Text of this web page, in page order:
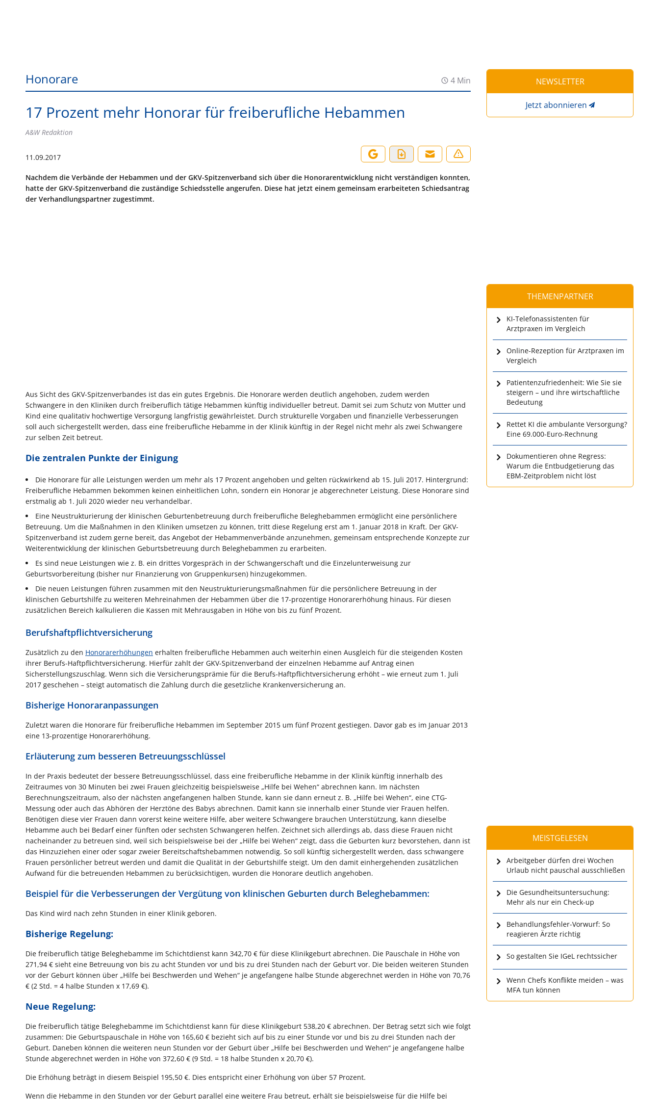
Honorare 4 Min
17 Prozent mehr Honorar für freiberufliche Hebammen
A&W Redaktion
11.09.2017
Nachdem die Verbände der Hebammen und der GKV-Spitzenverband sich über die Honorarentwicklung nicht verständigen konnten,
hatte der GKV-Spitzenverband die zuständige Schiedsstelle angerufen. Diese hat jetzt einem gemeinsam erarbeiteten Schiedsantrag
der Verhandlungspartner zugestimmt.
Aus Sicht des GKV-Spitzenverbandes ist das ein gutes Ergebnis. Die Honorare werden deutlich angehoben, zudem werden
Schwangere in den Kliniken durch freiberuflich tätige Hebammen künftig individueller betreut. Damit sei zum Schutz von Mutter und
Kind eine qualitativ hochwertige Versorgung langfristig gewährleistet. Durch strukturelle Vorgaben und finanzielle Verbesserungen
soll auch sichergestellt werden, dass eine freiberufliche Hebamme in der Klinik künftig in der Regel nicht mehr als zwei Schwangere
zur selben Zeit betreut.
Die zentralen Punkte der Einigung
Die Honorare für alle Leistungen werden um mehr als 17 Prozent angehoben und gelten rückwirkend ab 15. Juli 2017. Hintergrund:
Freiberufliche Hebammen bekommen keinen einheitlichen Lohn, sondern ein Honorar je abgerechneter Leistung. Diese Honorare sind
erstmalig ab 1. Juli 2020 wieder neu verhandelbar.
Eine Neustrukturierung der klinischen Geburtenbetreuung durch freiberufliche Beleghebammen ermöglicht eine persönlichere
Betreuung. Um die Maßnahmen in den Kliniken umsetzen zu können, tritt diese Regelung erst am 1. Januar 2018 in Kraft. Der GKV-
Spitzenverband ist zudem gerne bereit, das Angebot der Hebammenverbände anzunehmen, gemeinsam entsprechende Konzepte zur
Weiterentwicklung der klinischen Geburtsbetreuung durch Beleghebammen zu erarbeiten.
Es sind neue Leistungen wie z. B. ein drittes Vorgespräch in der Schwangerschaft und die Einzelunterweisung zur
Geburtsvorbereitung (bisher nur Finanzierung von Gruppenkursen) hinzugekommen.
Die neuen Leistungen führen zusammen mit den Neustrukturierungsmaßnahmen für die persönlichere Betreuung in der
klinischen Geburtshilfe zu weiteren Mehreinahmen der Hebammen über die 17-prozentige Honorarerhöhung hinaus. Für diesen
zusätzlichen Bereich kalkulieren die Kassen mit Mehrausgaben in Höhe von bis zu fünf Prozent.
Berufshaftpflichtversicherung
Zusätzlich zu den Honorarerhöhungen erhalten freiberufliche Hebammen auch weiterhin einen Ausgleich für die steigenden Kosten
ihrer Berufs-Haftpflichtversicherung. Hierfür zahlt der GKV-Spitzenverband der einzelnen Hebamme auf Antrag einen
Sicherstellungszuschlag. Wenn sich die Versicherungsprämie für die Berufs-Haftpflichtversicherung erhöht – wie erneut zum 1. Juli
2017 geschehen – steigt automatisch die Zahlung durch die gesetzliche Krankenversicherung an.
Bisherige Honoraranpassungen
Zuletzt waren die Honorare für freiberufliche Hebammen im September 2015 um fünf Prozent gestiegen. Davor gab es im Januar 2013
eine 13-prozentige Honorarerhöhung.
Erläuterung zum besseren Betreuungsschlüssel
In der Praxis bedeutet der bessere Betreuungsschlüssel, dass eine freiberufliche Hebamme in der Klinik künftig innerhalb des
Zeitraumes von 30 Minuten bei zwei Frauen gleichzeitig beispielsweise „Hilfe bei Wehen“ abrechnen kann. Im nächsten
Berechnungszeitraum, also der nächsten angefangenen halben Stunde, kann sie dann erneut z. B. „Hilfe bei Wehen“, eine CTG-
Messung oder auch das Abhören der Herztöne des Babys abrechnen. Damit kann sie innerhalb einer Stunde vier Frauen helfen.
Benötigen diese vier Frauen dann vorerst keine weitere Hilfe, aber weitere Schwangere brauchen Unterstützung, kann dieselbe
Hebamme auch bei Bedarf einer fünften oder sechsten Schwangeren helfen. Zeichnet sich allerdings ab, dass diese Frauen nicht
nacheinander zu betreuen sind, weil sich beispielsweise bei der „Hilfe bei Wehen“ zeigt, dass die Geburten kurz bevorstehen, dann ist
das Hinzuziehen einer oder sogar zweier Bereitschaftshebammen notwendig. So soll künftig sichergestellt werden, dass schwangere
Frauen persönlicher betreut werden und damit die Qualität in der Geburtshilfe steigt. Um den damit einhergehenden zusätzlichen
Aufwand für die betreuenden Hebammen zu berücksichtigen, wurden die Honorare deutlich angehoben.
Beispiel für die Verbesserungen der Vergütung von klinischen Geburten durch Beleghebammen:
Das Kind wird nach zehn Stunden in einer Klinik geboren.
Bisherige Regelung:
Die freiberuflich tätige Beleghebamme im Schichtdienst kann 342,70 € für diese Klinikgeburt abrechnen. Die Pauschale in Höhe von
271,94 € sieht eine Betreuung von bis zu acht Stunden vor und bis zu drei Stunden nach der Geburt vor. Die beiden weiteren Stunden
vor der Geburt können über „Hilfe bei Beschwerden und Wehen“ je angefangene halbe Stunde abgerechnet werden in Höhe von 70,76
€ (2 Std. = 4 halbe Stunden x 17,69 €).
Neue Regelung:
Die freiberuflich tätige Beleghebamme im Schichtdienst kann für diese Klinikgeburt 538,20 € abrechnen. Der Betrag setzt sich wie folgt
zusammen: Die Geburtspauschale in Höhe von 165,60 € bezieht sich auf bis zu einer Stunde vor und bis zu drei Stunden nach der
Geburt. Daneben können die weiteren neun Stunden vor der Geburt über „Hilfe bei Beschwerden und Wehen“ je angefangene halbe
Stunde abgerechnet werden in Höhe von 372,60 € (9 Std. = 18 halbe Stunden x 20,70 €).
Die Erhöhung beträgt in diesem Beispiel 195,50 €. Dies entspricht einer Erhöhung von über 57 Prozent.
Wenn die Hebamme in den Stunden vor der Geburt parallel eine weitere Frau betreut, erhält sie beispielsweise für die Hilfe bei
NEWSLETTER
Jetzt abonnieren
THEMENPARTNER
KI-Telefonassistenten für
Arztpraxen im Vergleich
Online-Rezeption für Arztpraxen im
Vergleich
Patientenzufriedenheit: Wie Sie sie
steigern – und ihre wirtschaftliche
Bedeutung
Rettet KI die ambulante Versorgung?
Eine 69.000-Euro-Rechnung
Dokumentieren ohne Regress:
Warum die Entbudgetierung das
EBM-Zeitproblem nicht löst
MEISTGELESEN
Arbeitgeber dürfen drei Wochen
Urlaub nicht pauschal ausschließen
Die Gesundheitsuntersuchung:
Mehr als nur ein Check-up
Behandlungsfehler-Vorwurf: So
reagieren Ärzte richtig
So gestalten Sie IGeL rechtssicher
Wenn Chefs Konflikte meiden – was
MFA tun können